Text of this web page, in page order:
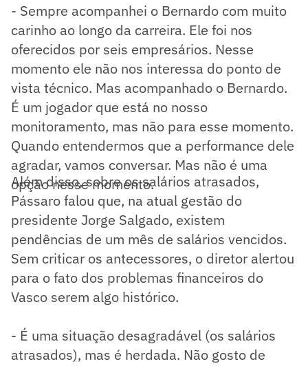
- Sempre acompanhei o Bernardo com muito
carinho ao longo da carreira. Ele foi nos
oferecidos por seis empresários. Nesse
momento ele não nos interessa do ponto de
vista técnico. Mas acompanhado o Bernardo.
É um jogador que está no nosso
monitoramento, mas não para esse momento.
Quando entendermos que a performance dele
agradar, vamos conversar. Mas não é uma
opção nesse momento.
Além disso, sobre os salários atrasados,
Pássaro falou que, na atual gestão do
presidente Jorge Salgado, existem
pendências de um mês de salários vencidos.
Sem criticar os antecessores, o diretor alertou
para o fato dos problemas financeiros do
Vasco serem algo histórico.
- É uma situação desagradável (os salários
atrasados), mas é herdada. Não gosto de